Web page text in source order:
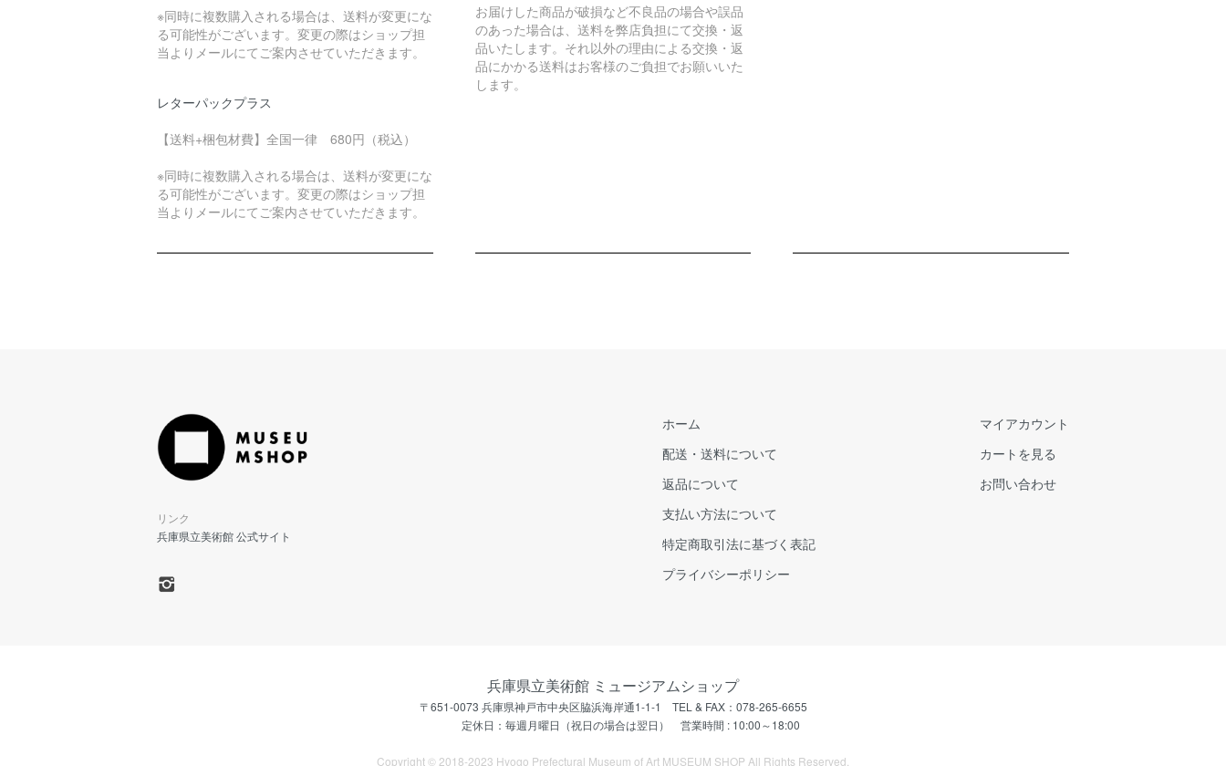
※同時に複数購入される場合は、送料が変更にな
る可能性がございます。変更の際はショップ担
当よりメールにてご案内させていただきます。
レターパックプラス
【送料+梱包材費】全国一律 680円（税込）
※同時に複数購入される場合は、送料が変更にな
る可能性がございます。変更の際はショップ担
当よりメールにてご案内させていただきます。
お届けした商品が破損など不良品の場合や誤品
のあった場合は、送料を弊店負担にて交換・返
品いたします。それ以外の理由による交換・返
品にかかる送料はお客様のご負担でお願いいた
します。
リンク
兵庫県立美術館 公式サイト
ホーム
配送・送料について
返品について
支払い方法について
特定商取引法に基づく表記
プライバシーポリシー
マイアカウント
カートを見る
お問い合わせ
兵庫県立美術館 ミュージアムショップ
〒651-0073 兵庫県神戸市中央区脇浜海岸通1-1-1 TEL & FAX：078-265-6655
定休日：毎週月曜日（祝日の場合は翌日） 営業時間 : 10:00～18:00
Copyright © 2018-2023 Hyogo Prefectural Museum of Art MUSEUM SHOP All Rights Reserved.